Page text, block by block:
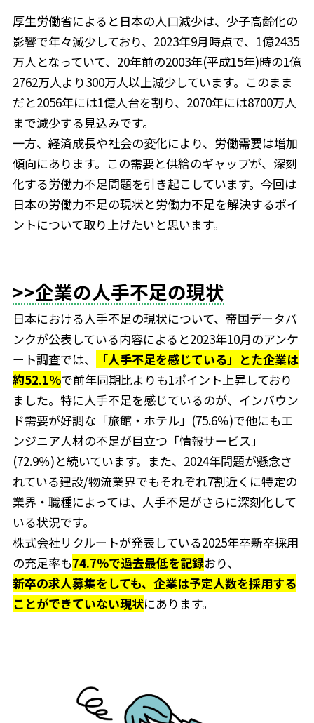
厚生労働省によると日本の人口減少は、少子高齢化の
影響で年々減少しており、2023年9月時点で、1億2435
万人となっていて、20年前の2003年(平成15年)時の1億
2762万人より300万人以上減少しています。このまま
だと2056年には1億人台を割り、2070年には8700万人
まで減少する見込みです。
一方、経済成長や社会の変化により、労働需要は増加
傾向にあります。この需要と供給のギャップが、深刻
化する労働力不足問題を引き起こしています。今回は
日本の労働力不足の現状と労働力不足を解決するポイ
ントについて取り上げたいと思います。
>>企業の人手不足の現状
日本における人手不足の現状について、帝国データバ
ンクが公表している内容によると2023年10月のアンケ
ート調査では、
「人手不足を感じている」とた企業は
約52.1％で前年同期比よりも1ポイント上昇しており
ました。特に人手不足を感じているのが、インバウン
ド需要が好調な「旅館・ホテル」(75.6％)で他にもエ
ンジニア人材の不足が目立つ「情報サービス」
(72.9％)と続いています。また、2024年問題が懸念さ
れている建設/物流業界でもそれぞれ7割近くに特定の
業界・職種によっては、人手不足がさらに深刻化して
いる状況です。
株式会社リクルートが発表している2025年卒新卒採用
の充足率も74.7％で過去最低を記録おり、
新卒の求人募集をしても、企業は予定人数を採用する
ことができていない現状にあります。